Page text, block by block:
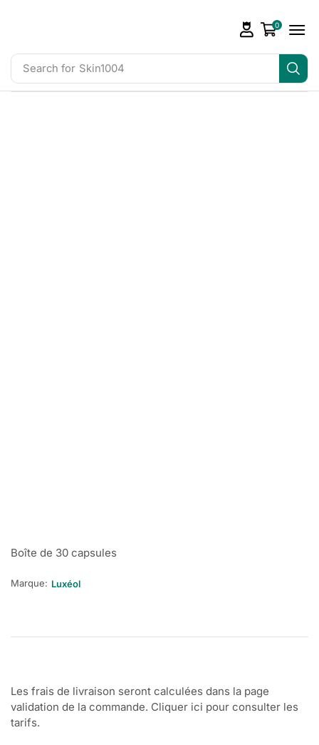
Search for Skin1004
0
Boîte de 30 capsules
Marque: Luxéol
Les frais de livraison seront calculées dans la page
validation de la commande. Cliquer ici pour consulter les
tarifs.